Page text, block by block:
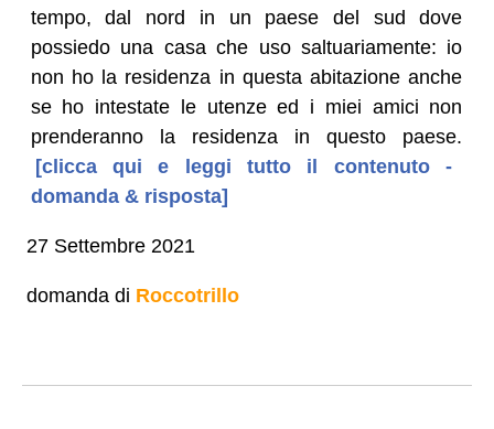
tempo, dal nord in un paese del sud dove
possiedo una casa che uso saltuariamente: io
non ho la residenza in questa abitazione anche
se ho intestate le utenze ed i miei amici non
prenderanno la residenza in questo paese.
[clicca qui e leggi tutto il contenuto -
domanda & risposta]
27 Settembre 2021
domanda di Roccotrillo